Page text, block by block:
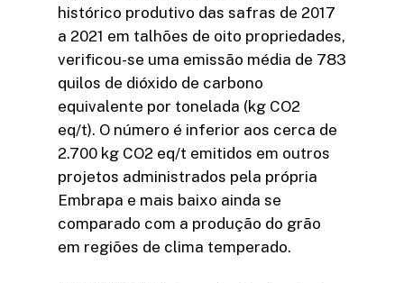
histórico produtivo das safras de 2017
a 2021 em talhões de oito propriedades,
verificou-se uma emissão média de 783
quilos de dióxido de carbono
equivalente por tonelada (kg CO2
eq/t). O número é inferior aos cerca de
2.700 kg CO2 eq/t emitidos em outros
projetos administrados pela própria
Embrapa e mais baixo ainda se
comparado com a produção do grão
em regiões de clima temperado.